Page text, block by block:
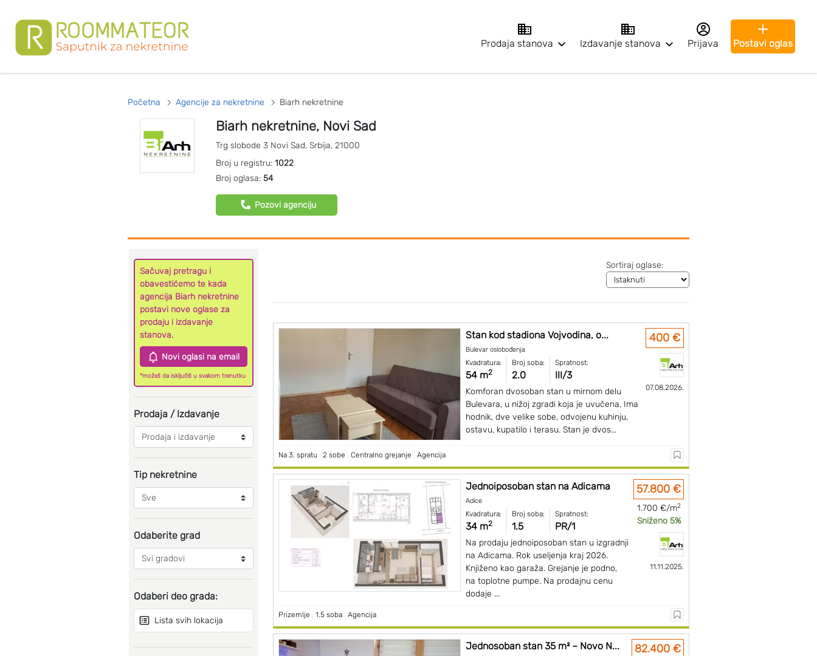
Prodaja stanova Izdavanje stanova Prijava Postavi oglas
Početna Agencije za nekretnine Biarh nekretnine
Biarh nekretnine, Novi Sad
Trg slobode 3 Novi Sad,Srbija,21000
Broj u registru:1022
Broj oglasa:54
Pozovi agenciju
Sačuvaj pretragu i
obavestićemo te kada
agencija Biarh nekretnine
postavi nove oglase za
prodaju i izdavanje
stanova.
Novi oglasi na email
*možeš da isključiš u svakom trenutku
Prodaja / Izdavanje
Tip nekretnine
Odaberite grad
Odaberi deo grada:
Lista svih lokacija
Sortiraj oglase:
Stan kod stadiona Vojvodina, o...
Bulevar oslobođenja
Kvadratura:
54 m2
Broj soba:
2.0
Spratnost:
III/3
Komforan dvosoban stan u mirnom delu
Bulevara, u nižoj zgradi koja je uvučena. Ima
hodnik, dve velike sobe, odvojenu kuhinju,
ostavu, kupatilo i terasu. Stan je dvos...
400 €
07.08.2026.
Na 3. spratu 2 sobe Centralno grejanje Agencija
Jednoiposoban stan na Adicama
Adice
Kvadratura:
34 m2
Broj soba:
1.5
Spratnost:
PR/1
Na prodaju jednoiposoban stan u izgradnji
na Adicama. Rok useljenja kraj 2026.
Knjiženo kao garaža. Grejanje je podno,
na toplotne pumpe. Na prodajnu cenu
dodaje ...
57.800 €
1.700 €/m2
Sniženo 5%
11.11.2025.
Prizemlje 1.5 soba Agencija
Jednosoban stan 35 m² – Novo N... 82.400 €